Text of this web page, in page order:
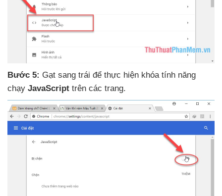
Bước 5: Gạt sang trái để thực hiện khóa tính năng
chạy JavaScript trên các trang.